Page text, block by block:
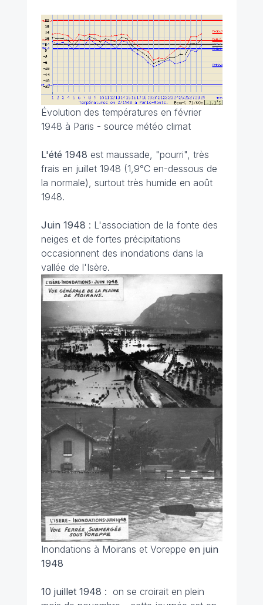
Évolution des températures en février
1948 à Paris - source météo climat
L'été 1948 est maussade, "pourri", très
frais en juillet 1948 (1,9°C en-dessous de
la normale), surtout très humide en août
1948.
Juin 1948 : L'association de la fonte des
neiges et de fortes précipitations
occasionnent des inondations dans la
vallée de l'Isère.
Inondations à Moirans et Voreppe en juin
1948
10 juillet 1948 : on se croirait en plein